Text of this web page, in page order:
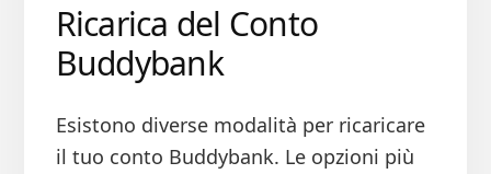
Ricarica del Conto
Buddybank
Esistono diverse modalità per ricaricare
il tuo conto Buddybank. Le opzioni più